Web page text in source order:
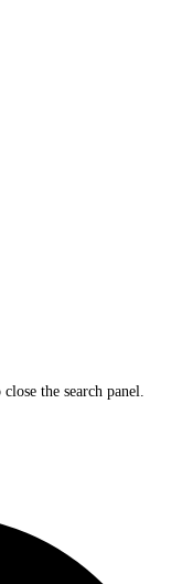
close the search panel.